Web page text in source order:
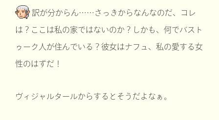
訳が分からん……さっきからなんなのだ、コレ
は？ここは私の家ではないのか？しかも、何でバスト
ゥーク人が住んでいる？彼女はナフュ、私の愛する女
性のはずだ！
ヴィジャルタールからするとそうだよなぁ。